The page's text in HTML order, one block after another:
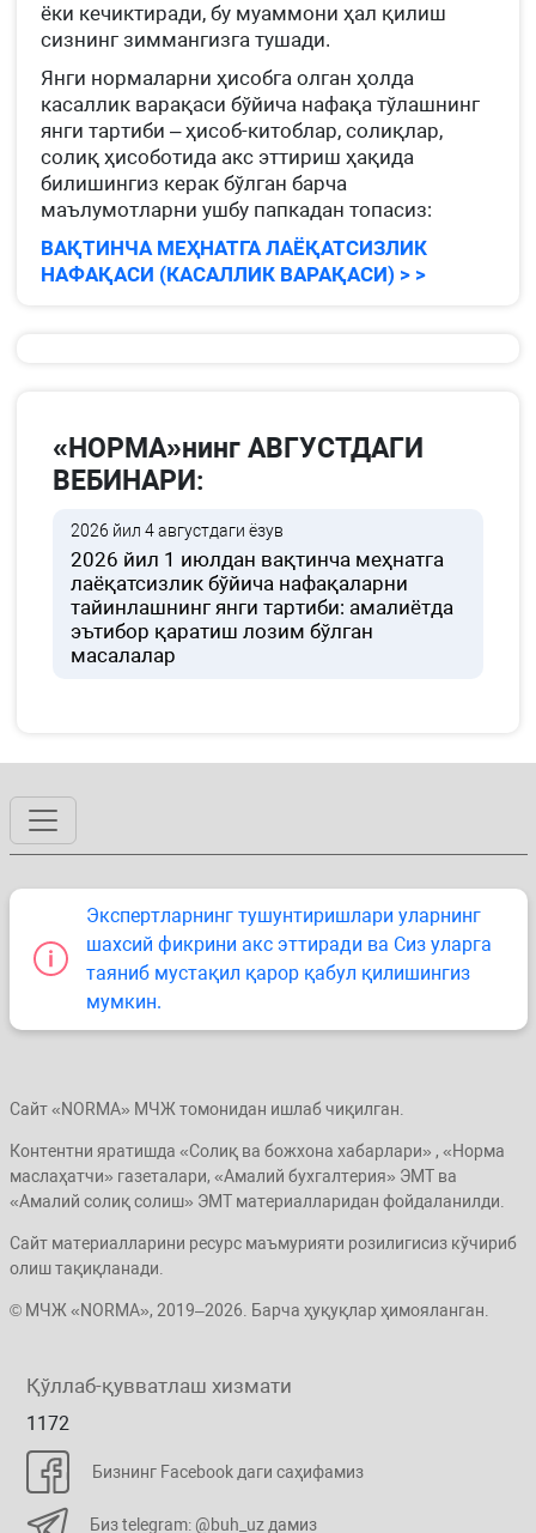
ёки кечиктиради, бу муаммони ҳал қилиш
сизнинг зиммангизга тушади.
Янги нормаларни ҳисобга олган ҳолда
касаллик варақаси бўйича нафақа тўлашнинг
янги тартиби – ҳисоб-китоблар, солиқлар,
солиқ ҳисоботида акс эттириш ҳақида
билишингиз керак бўлган барча
маълумотларни ушбу папкадан топасиз:
ВАҚТИНЧА МЕҲНАТГА ЛАЁҚАТСИЗЛИК
НАФАҚАСИ (КАСАЛЛИК ВАРАҚАСИ) > >
«НОРМА»нинг АВГУСТДАГИ
ВЕБИНАРИ:
2026 йил 4 августдаги ёзув
2026 йил 1 июлдан вақтинча меҳнатга
лаёқатсизлик бўйича нафақаларни
тайинлашнинг янги тартиби: амалиётда
эътибор қаратиш лозим бўлган
масалалар
Экспертларнинг тушунтиришлари уларнинг
шахсий фикрини акс эттиради ва Сиз уларга
таяниб мустақил қарор қабул қилишингиз
мумкин.
Сайт «NORMA» МЧЖ томонидан ишлаб чиқилган.
Контентни яратишда «Солиқ ва божхона хабарлари» , «Норма
маслаҳатчи» газеталари, «Амалий бухгалтерия» ЭМТ ва
«Амалий солиқ солиш» ЭМТ материалларидан фойдаланилди.
Сайт материалларини ресурс маъмурияти розилигисиз кўчириб
олиш тақиқланади.
© МЧЖ «NORMA», 2019–2026. Барча ҳуқуқлар ҳимояланган.
Қўллаб-қувватлаш хизмати
1172
Бизнинг Facebook даги саҳифамиз
Биз telegram: @buh_uz дамиз